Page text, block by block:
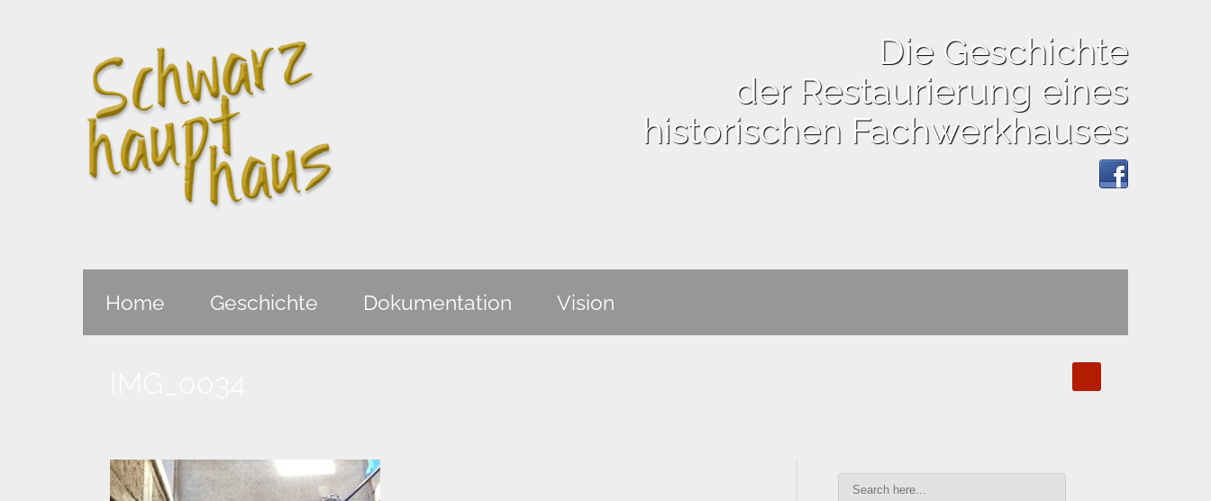
Die Geschichte
der Restaurierung eines
historischen Fachwerkhauses
Home Geschichte Dokumentation Vision